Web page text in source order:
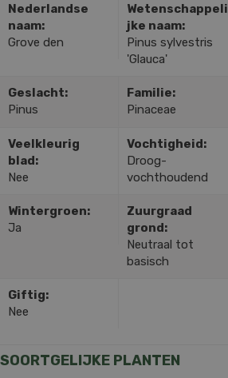
Nederlandse
naam:
Grove den
Wetenschappeli
jke naam:
Pinus sylvestris
'Glauca'
Geslacht:
Pinus
Familie:
Pinaceae
Veelkleurig
blad:
Nee
Vochtigheid:
Droog-
vochthoudend
Wintergroen:
Ja
Zuurgraad
grond:
Neutraal tot
basisch
Giftig:
Nee
SOORTGELIJKE PLANTEN